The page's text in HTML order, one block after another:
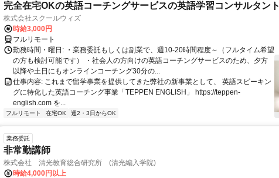
完全在宅OKの英語コーチングサービスの英語学習コンサルタント
株式会社スクールウィズ
時給3,000円
フルリモート
勤務時間・曜日: ・業務委託もしくは副業で、週10-20時間程度～（フルタイム希望
の方も検討可能です） ・社会人の方向けの英語コーチングサービスのため、夕方
以降や土日にもオンラインコーチング30分の...
仕事内容: これまで留学事業を提供してきた弊社の新事業として、 英語スピーキン
グに特化した英語コーチング事業「TEPPEN ENGLISH」 https://teppen-
english.com を...
フルリモート 在宅OK 週2・3日からOK
業務委託
非常勤講師
株式会社 清光教育総合研究所 (清光編入学院)
時給4,000円以上